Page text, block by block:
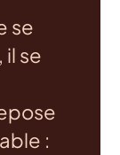
se
se
: